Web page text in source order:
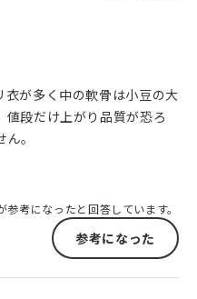
が多く中の軟骨は小豆の大
値段だけ上がり品質が恐ろ
。
参考になったと回答しています。
参考になった